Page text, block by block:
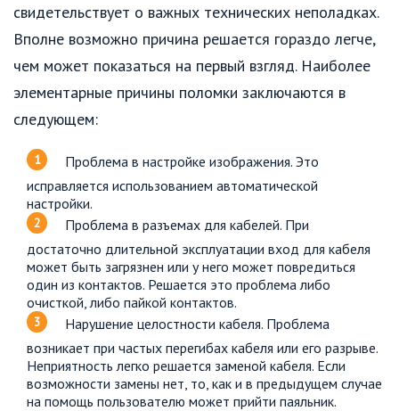
свидетельствует о важных технических неполадках.
Вполне возможно причина решается гораздо легче,
чем может показаться на первый взгляд. Наиболее
элементарные причины поломки заключаются в
следующем:
Проблема в настройке изображения. Это
исправляется использованием автоматической
настройки.
Проблема в разъемах для кабелей. При
достаточно длительной эксплуатации вход для кабеля
может быть загрязнен или у него может повредиться
один из контактов. Решается это проблема либо
очисткой, либо пайкой контактов.
Нарушение целостности кабеля. Проблема
возникает при частых перегибах кабеля или его разрыве.
Неприятность легко решается заменой кабеля. Если
возможности замены нет, то, как и в предыдущем случае
на помощь пользователю может прийти паяльник.